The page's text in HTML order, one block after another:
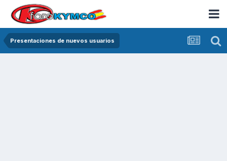
Presentaciones de nuevos usuarios